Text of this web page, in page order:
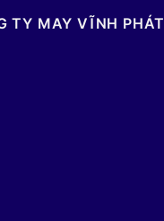
TY MAY VĨNH PHÁT